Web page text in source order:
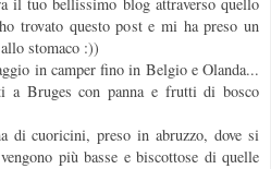
il tuo bellissimo blog attraverso quello
trovato questo post e mi ha preso un
stomaco :))
in camper fino in Belgio e Olanda...
a Bruges con panna e frutti di bosco
di cuoricini, preso in abruzzo, dove si
più basse e biscottose di quelle